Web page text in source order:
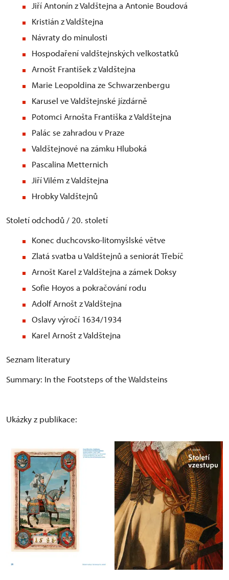
Jiří Antonín z Valdštejna a Antonie Boudová
Kristián z Valdštejna
Návraty do minulosti
Hospodaření valdštejnských velkostatků
Arnošt František z Valdštejna
Marie Leopoldina ze Schwarzenbergu
Karusel ve Valdštejnské jízdárně
Potomci Arnošta Františka z Valdštejna
Palác se zahradou v Praze
Valdštejnové na zámku Hluboká
Pascalina Metternich
Jiří Vilém z Valdštejna
Hrobky Valdštejnů
Století odchodů / 20. století
Konec duchcovsko-litomyšlské větve
Zlatá svatba u Valdštejnů a seniorát Třebíč
Arnošt Karel z Valdštejna a zámek Doksy
Sofie Hoyos a pokračování rodu
Adolf Arnošt z Valdštejna
Oslavy výročí 1634/1934
Karel Arnošt z Valdštejna
Seznam literatury
Summary: In the Footsteps of the Waldsteins
Ukázky z publikace: